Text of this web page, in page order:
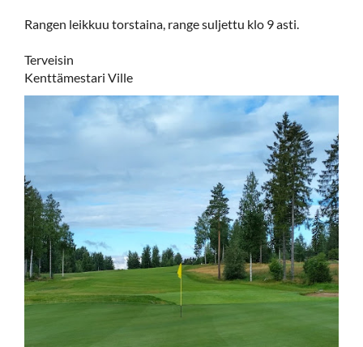
Rangen leikkuu torstaina, range suljettu klo 9 asti.
Terveisin
Kenttämestari Ville